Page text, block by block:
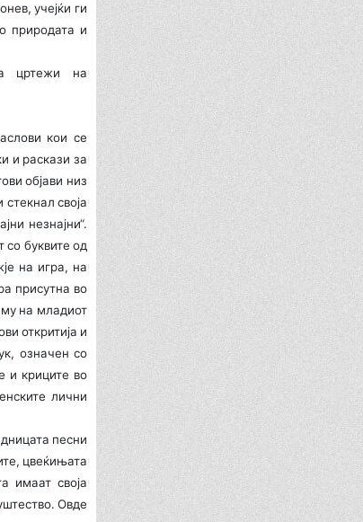
учејќи ги
природата и
цртежи на
кои се
и раскази за
објави низ
своја
незнајни“.
со буквите од
на игра, на
присутна во
му на младиот
откритија и
означен со
и криците во
лични
песни
цвеќињата
имаат своја
Овде